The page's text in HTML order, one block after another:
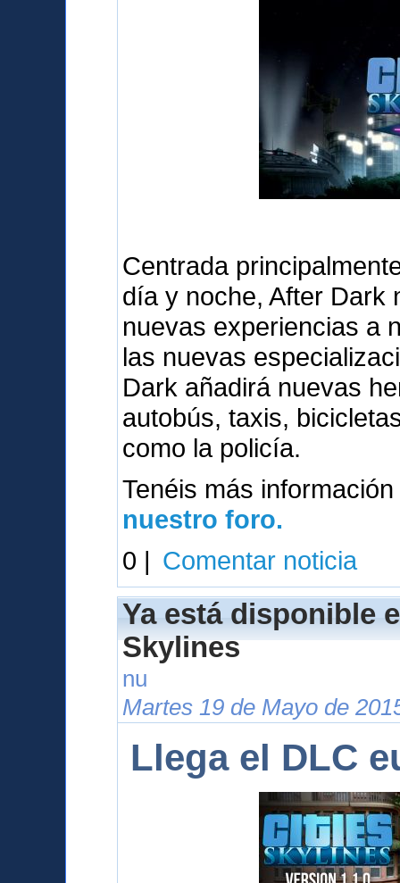
Centrada
día y noche, After Dark
nuevas experiencias a
las nuevas
Dark añadirá nuevas
autobús, taxis,
como la policía.
Tenéis más
nuestro foro.
0 | Comentar noticia
Ya está disponible
Skylines
nu
Martes 19 de Mayo de
Llega el DLC